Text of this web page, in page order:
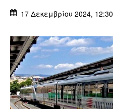
17 Δεκεμβρίου 2024, 12:30